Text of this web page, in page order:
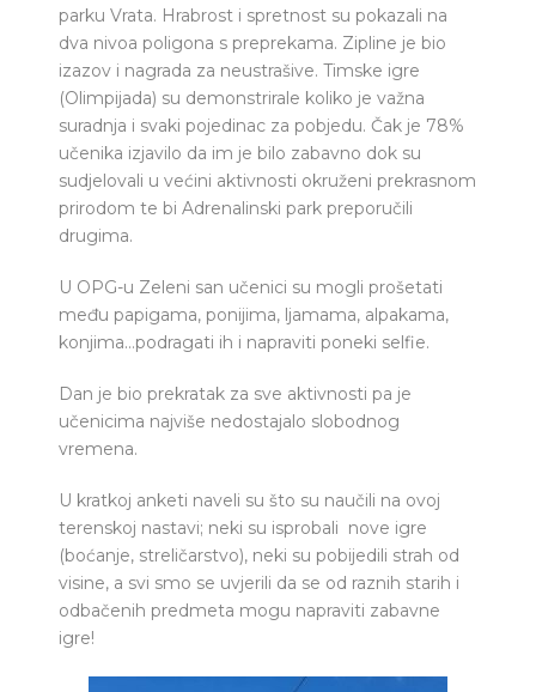
parku Vrata. Hrabrost i spretnost su pokazali na
dva nivoa poligona s preprekama. Zipline je bio
izazov i nagrada za neustrašive. Timske igre
(Olimpijada) su demonstrirale koliko je važna
suradnja i svaki pojedinac za pobjedu. Čak je 78%
učenika izjavilo da im je bilo zabavno dok su
sudjelovali u većini aktivnosti okruženi prekrasnom
prirodom te bi Adrenalinski park preporučili
drugima.
U OPG-u Zeleni san učenici su mogli prošetati
među papigama, ponijima, ljamama, alpakama,
konjima…podragati ih i napraviti poneki selfie.
Dan je bio prekratak za sve aktivnosti pa je
učenicima najviše nedostajalo slobodnog
vremena.
U kratkoj anketi naveli su što su naučili na ovoj
terenskoj nastavi; neki su isprobali nove igre
(boćanje, streličarstvo), neki su pobijedili strah od
visine, a svi smo se uvjerili da se od raznih starih i
odbačenih predmeta mogu napraviti zabavne
igre!